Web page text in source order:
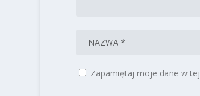
Zapamiętaj moje dane w